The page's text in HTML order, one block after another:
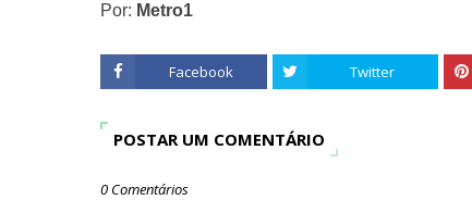
Por: Metro1
Facebook Twitter
POSTAR UM COMENTÁRIO
0 Comentários